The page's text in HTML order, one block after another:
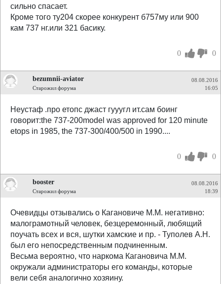
сильно спасает.
Кроме того ту204 скорее конкурент б757му или 900
кам 737 нг.или 321 басику.
0 0
bezumnii-aviator
Старожил форума
08.08.2016
16:05
Неустаф .про етопс джаст гууугл ит.сам боинг
говорит:the 737-200model was approved for 120 minute
etops in 1985, the 737-300/400/500 in 1990....
0 0
booster
Старожил форума
08.08.2016
18:39
Очевидцы отзывались о Кагановиче М.М. негативно:
малограмотный человек, безцеремонный, любящий
поучать всех и вся, шутки хамские и пр. - Туполев А.Н.
был его непосредственным подчиненным.
Весьма вероятно, что наркома Кагановича М.М.
окружали администраторы его команды, которые
вели себя аналогично хозяину.